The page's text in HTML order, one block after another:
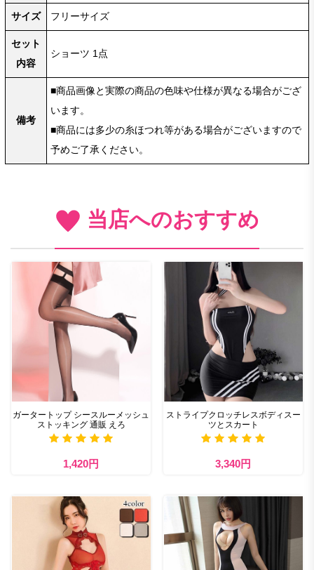
サイズ フリーサイズ
セット
内容
ショーツ 1点
備考
■商品画像と実際の商品の色味や仕様が異なる場合がござ
います。
■商品には多少の糸ほつれ等がある場合がございますので
予めご了承ください。
当店へのおすすめ
ガータートップ シースルーメッシュ
ストッキング 通販 えろ
1,420円
ストライプクロッチレスボディスー
ツとスカート
3,340円